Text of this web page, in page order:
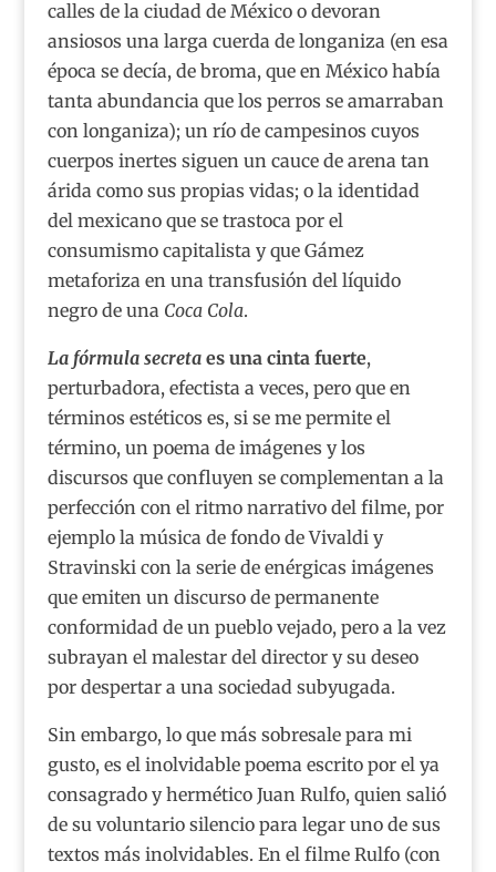
calles de la ciudad de México o devoran
ansiosos una larga cuerda de longaniza (en esa
época se decía, de broma, que en México había
tanta abundancia que los perros se amarraban
con longaniza); un río de campesinos cuyos
cuerpos inertes siguen un cauce de arena tan
árida como sus propias vidas; o la identidad
del mexicano que se trastoca por el
consumismo capitalista y que Gámez
metaforiza en una transfusión del líquido
negro de una Coca Cola.
La fórmula secretaes una cinta fuerte,
perturbadora, efectista a veces, pero que en
términos estéticos es, si se me permite el
término, un poema de imágenes y los
discursos que confluyen se complementan a la
perfección con el ritmo narrativo del filme, por
ejemplo la música de fondo de Vivaldi y
Stravinski con la serie de enérgicas imágenes
que emiten un discurso de permanente
conformidad de un pueblo vejado, pero a la vez
subrayan el malestar del director y su deseo
por despertar a una sociedad subyugada.
Sin embargo, lo que más sobresale para mi
gusto, es el inolvidable poema escrito por el ya
consagrado y hermético Juan Rulfo, quien salió
de su voluntario silencio para legar uno de sus
textos más inolvidables. En el filme Rulfo (con